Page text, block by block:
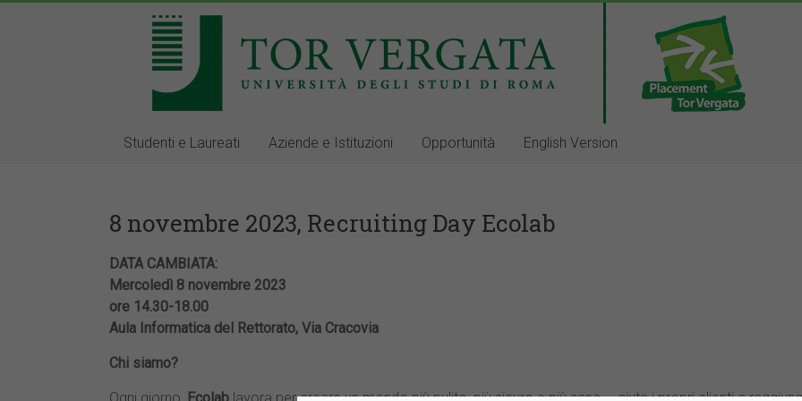
Studenti e Laureati Aziende e Istituzioni Opportunità English Version
8 novembre 2023, Recruiting Day Ecolab
DATA CAMBIATA:
Mercoledì 8 novembre 2023
ore 14.30-18.00
Aula Informatica del Rettorato, Via Cracovia
Chi siamo?